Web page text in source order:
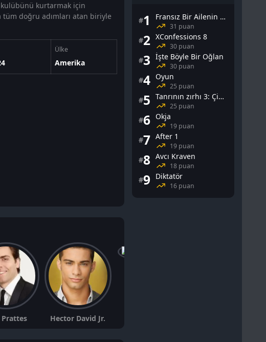
kulübünü kurtarmak için
doğru adımları atan biriyle
Ülke
Amerika
Prattes Hector David Jr.
#1 Fransız Bir Ailenin Cinsel Yaşamı
31 puan
#2 XConfessions 8
30 puan
#3 İşte Böyle Bir Oğlan
30 puan
#4 Oyun
25 puan
#5 Tanrının zırhı 3: Çin Falı
25 puan
#6 Okja
19 puan
#7 After 1
19 puan
#8 Avcı Kraven
18 puan
#9 Diktatör
16 puan